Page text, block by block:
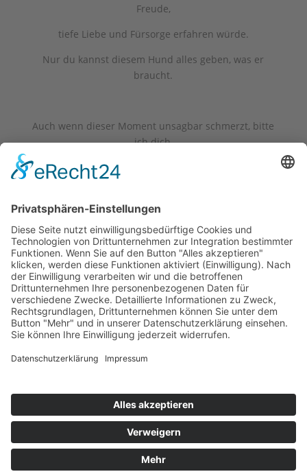
Freude,
tiefe Liebe und Fürsorge erfahren würde.
Nur du kannst diesem Hund alles geben, was er
braucht.
Auch wenn dieser Moment unsagbar schmerzt, bitte
ich dich,
sei dankbar für diese so wertvolle Zeit.
der du heute bist.
Und ich hoffe, dass du jetzt verstehst, warum ich DIR
diesen Hund geliehen habe.
Ich habe euch füreinander geschaffen.
Hier auf Erden für eine Weile, in euren Herzen für
die Ewigkeit.
Aktualisiert: 24.04.2026
DATENSCHUTZERKLÄRUNG
© 2009 - 2026 Texte & Bilder H. & B. Lindemann | all
rights reserved